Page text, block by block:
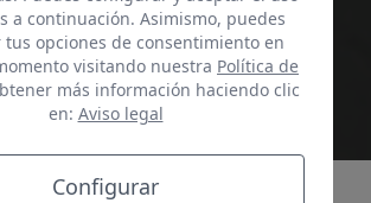
a continuación. Asimismo, puedes
tus opciones de consentimiento en
visitando nuestra Política de
más información haciendo clic
en: Aviso legal
Configurar